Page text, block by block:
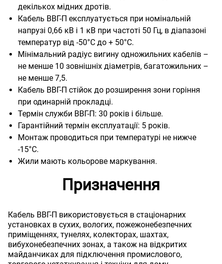
декількох мідних дротів.
Кабель ВВГ-П експлуатується при номінальній
напрузі 0,66 кВ і 1 кВ при частоті 50 Гц, в діапазоні
температур від -50°С до + 50°С.
Мінімальний радіус вигину одножильних кабелів –
не менше 10 зовнішніх діаметрів, багатожильних –
не менше 7,5.
Кабель ВВГ-П стійок до розширення зони горіння
при одинарній прокладці.
Термін служби ВВГ-П: 30 років і більше.
Гарантійний термін експлуатації: 5 років.
Монтаж проводиться при температурі не нижче
-15°С.
Жили мають кольорове маркування.
Призначення
Кабель ВВГ-П використовується в стаціонарних
установках в сухих, вологих, пожежонебезпечних
приміщеннях, тунелях, колекторах, шахтах,
вибухонебезпечних зонах, а також на відкритих
майданчиках для підключення промислового,